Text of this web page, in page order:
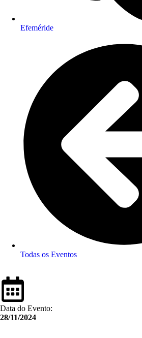
Efeméride
Todas os Eventos
Data do Evento:
28/11/2024